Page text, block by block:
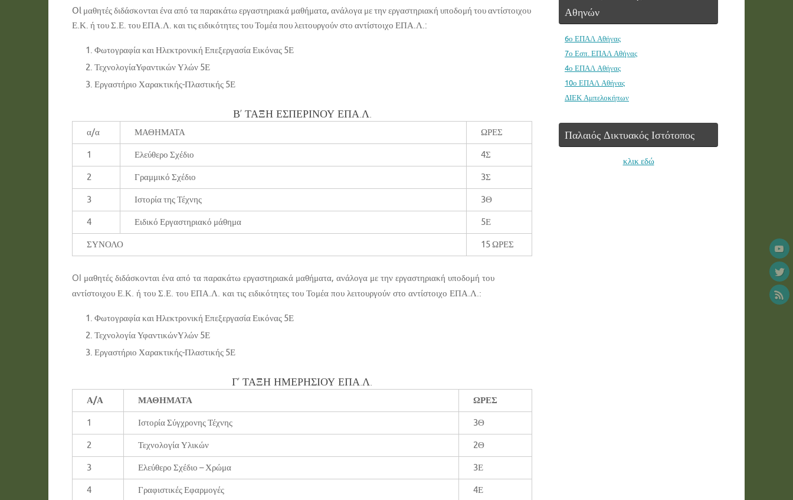
Ol μαθητές διδάσκονται ένα από τα παρακάτω εργαστηριακά μαθήματα, ανάλογα με την εργαστηριακή υποδομή του αντίστοιχου
Ε.Κ. ή του Σ.Ε. του ΕΠΑ.Λ. και τις ειδικότητες του Τομέα που λειτουργούν στο αντίστοιχο ΕΠΑ.Λ.:
Φωτογραφία και Ηλεκτρονική Επεξεργασία Εικόνας 5Ε
ΤεχνολογίαΥφαντικών Υλών 5Ε
Εργαστήριο Χαρακτικής-Πλαστικής 5Ε
Β’ ΤΑΞΗ ΕΣΠΕΡΙΝΟΥ ΕΠΑ.Λ.
α/α ΜΑΘΗΜΑΤΑ
ΩΡΕΣ
1
Ελεύθερο Σχέδιο
4Σ
2
Γραμμικό Σχέδιο
3Σ
3
Ιστορία της Τέχνης
3Θ
4
Ειδικό Εργαστηριακό μάθημα
5Ε
ΣΥΝΟΛΟ
15 ΩΡΕΣ
Ol μαθητές διδάσκονται ένα από τα παρακάτω εργαστηριακά μαθήματα, ανάλογα με την εργαστηριακή υποδομή του
αντίστοιχου Ε.Κ. ή του Σ.Ε. του ΕΠΑ.Λ. και τις ειδικότητες του Τομέα που λειτουργούν στο αντίστοιχο ΕΠΑ.Λ.:
Φωτογραφία και Ηλεκτρονική Επεξεργασία Εικόνας 5Ε
Τεχνολογία ΥφαντικώνΥλών 5Ε
Εργαστήριο Χαρακτικής-Πλαστικής 5Ε
Γ’ ΤΑΞΗ ΗΜΕΡΗΣΙΟΥ ΕΠΑ.Λ.
Α/Α ΜΑΘΗΜΑΤΑ
ΩΡΕΣ
1
Ιστορία Σύγχρονης Τέχνης
3Θ
2
Τεχνολογία Υλικών
2Θ
3
Ελεύθερο Σχέδιο – Χρώμα
3Ε
4
Γραφιστικές Εφαρμογές
4Ε
Αθηνών
6ο ΕΠΑΛ Αθήνας
7ο Εσπ. ΕΠΑΛ Αθήνας
4ο ΕΠΑΛ Αθήνας
10ο ΕΠΑΛ Αθήνας
ΔΙΕΚ Αμπελοκήπων
Παλαιός Δικτυακός Ιστότοπος
κλικ εδώ